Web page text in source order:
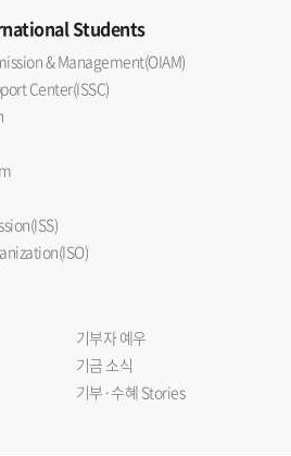
기가 되길 기대한다 고 말했다.연구
분야 JCR 상위 10% 이내
』(Impact factor 11.8)에 2026년
문 제목은 Hierarchically
Hybrid Architectures for Ultra-
Sensing and Wireless Smart-
이다.
Students
& Management(OIAM)
Center(ISSC)
기부자 예우
기금 소식
기부·수혜 Stories